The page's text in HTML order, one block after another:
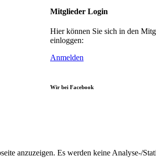
Mitglieder Login
Hier können Sie sich in den
einloggen:
Anmelden
Wir bei Facebook
anzuzeigen. Es werden keine Analyse-/